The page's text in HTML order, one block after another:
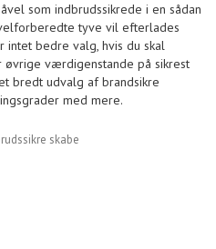
som indbrudssikrede i en sådan
tyve vil efterlades
bedre valg, hvis du skal
værdigenstande på sikrest
bredt udvalg af brandsikre
med mere.
skabe